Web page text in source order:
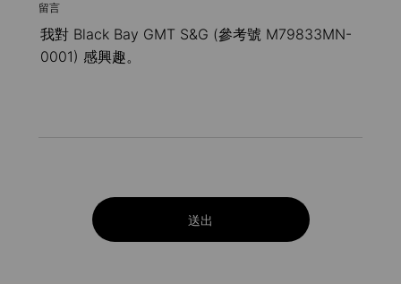
留言
送出